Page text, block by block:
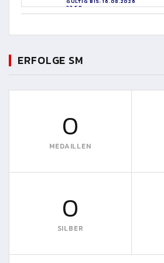
23:59
ERFOLGE SM
0
MEDAILLEN
0
SILBER